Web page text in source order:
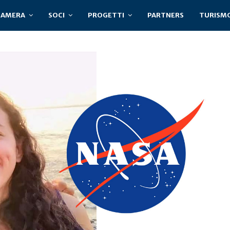
SOCI PROGETTI PARTNERS